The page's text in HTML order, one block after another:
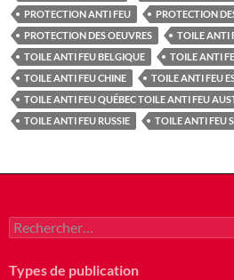
PROTECTION ANTI FEU
PROTECTION
PROTECTION DES OEUVRES
TOILE ANTI
TOILE ANTI FEU BELGIQUE
TOILE ANTI
TOILE ANTI FEU CHINE
TOILE ANTI FEU
TOILE ANTI FEU QUÉBEC TOILE ANTI FEU
TOILE ANTI FEU RUSSIE
TOILE ANTI FEU
Rechercher :
Types de publication